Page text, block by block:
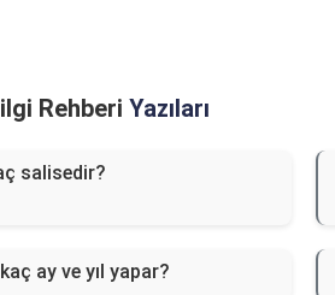
Rehberi Yazıları
salisedir?
ay ve yıl yapar?